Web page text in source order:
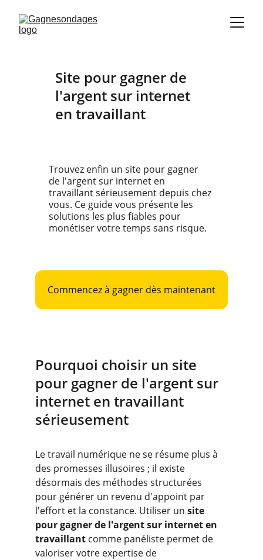
Site pour gagner de
l'argent sur internet
en travaillant
Trouvez enfin un site pour gagner
de l'argent sur internet en
travaillant sérieusement depuis chez
vous. Ce guide vous présente les
solutions les plus fiables pour
monétiser votre temps sans risque.
Commencez à gagner dès maintenant
Pourquoi choisir un site
pour gagner de l'argent sur
internet en travaillant
sérieusement
Le travail numérique ne se résume plus à
des promesses illusoires ; il existe
désormais des méthodes structurées
pour générer un revenu d'appoint par
l'effort et la constance. Utiliser un site
pour gagner de l'argent sur internet en
travaillant comme panéliste permet de
valoriser votre expertise de